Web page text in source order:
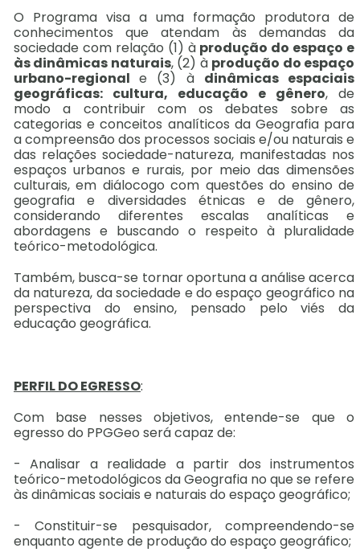
O Programa visa a uma formação produtora de
conhecimentos que atendam às demandas da
sociedade com relação (1) à produção do espaço e
às dinâmicas naturais, (2) à produção do espaço
urbano-regionale (3) à dinâmicas espaciais
geográficas: cultura, educação e gênero, de
modo a contribuir com os debates sobre as
categorias e conceitos analíticos da Geografia para
a compreensão dos processos sociais e/ou naturais e
das relações sociedade-natureza, manifestadas nos
espaços urbanos e rurais, por meio das dimensões
culturais, em diálocogo com questões do ensino de
geografia e diversidades étnicas e de gênero,
considerando diferentes escalas analíticas e
abordagens e buscando o respeito à pluralidade
teórico-metodológica.
Também, busca-se tornar oportuna a análise acerca
da natureza, da sociedade e do espaço geográfico na
perspectiva do ensino, pensado pelo viés da
educação geográfica.
PERFIL DO EGRESSO:
Com base nesses objetivos, entende-se que o
egresso do PPGGeo será capaz de:
- Analisar a realidade a partir dos instrumentos
teórico-metodológicos da Geografia no que se refere
às dinâmicas sociais e naturais do espaço geográfico;
- Constituir-se pesquisador, compreendendo-se
enquanto agente de produção do espaço geográfico;